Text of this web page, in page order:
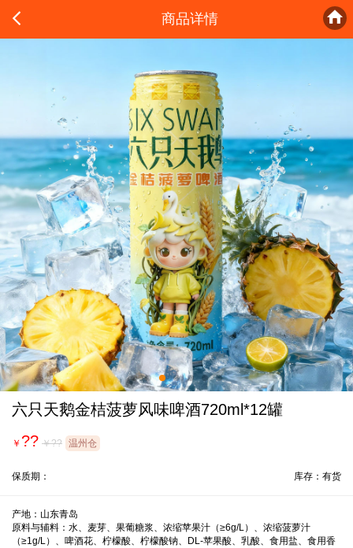
 商品详情 
六只天鹅金桔菠萝风味啤酒720ml*12罐
￥ ?? ￥?? 温州仓
保质期： 库存：有货
产地：山东青岛
原料与辅料：水、麦芽、果葡糖浆、浓缩苹果汁（≥6g/L）、浓缩菠萝汁
（≥1g/L）、啤酒花、柠檬酸、柠檬酸钠、DL-苹果酸、乳酸、食用盐、食用香